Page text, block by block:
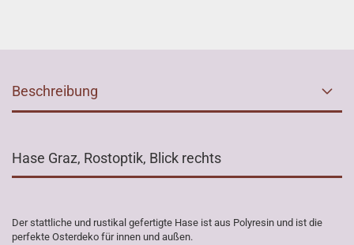
Beschreibung
Hase Graz, Rostoptik, Blick rechts
Der stattliche und rustikal gefertigte Hase ist aus Polyresin und ist die
perfekte Osterdeko für innen und außen.